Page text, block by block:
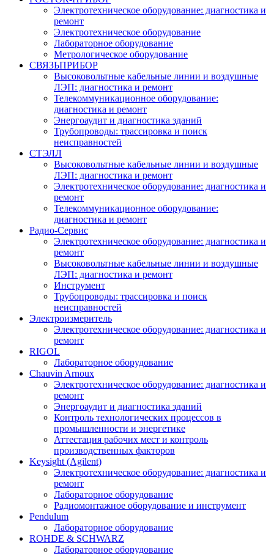
Электротехническое оборудование: диагностика и
ремонт
Электротехническое оборудование
Лабораторное оборудование
Метрологическое оборудование
СВЯЗЬПРИБОР
Высоковольтные кабельные линии и воздушные
ЛЭП: диагностика и ремонт
Телекоммуникационное оборудование:
диагностика и ремонт
Энергоаудит и диагностика зданий
Трубопроводы: трассировка и поиск
неисправностей
СТЭЛЛ
Высоковольтные кабельные линии и воздушные
ЛЭП: диагностика и ремонт
Электротехническое оборудование: диагностика и
ремонт
Телекоммуникационное оборудование:
диагностика и ремонт
Радио-Cервис
Электротехническое оборудование: диагностика и
ремонт
Высоковольтные кабельные линии и воздушные
ЛЭП: диагностика и ремонт
Инструмент
Трубопроводы: трассировка и поиск
неисправностей
Электроизмеритель
Электротехническое оборудование: диагностика и
ремонт
RIGOL
Лабораторное оборудование
Chauvin Arnoux
Электротехническое оборудование: диагностика и
ремонт
Энергоаудит и диагностика зданий
Контроль технологических процессов в
промышленности и энергетике
Аттестация рабочих мест и контроль
производственных факторов
Keysight (Agilent)
Электротехническое оборудование: диагностика и
ремонт
Лабораторное оборудование
Радиомонтажное оборудование и инструмент
Pendulum
Лабораторное оборудование
ROHDE & SCHWARZ
Лабораторное оборудование